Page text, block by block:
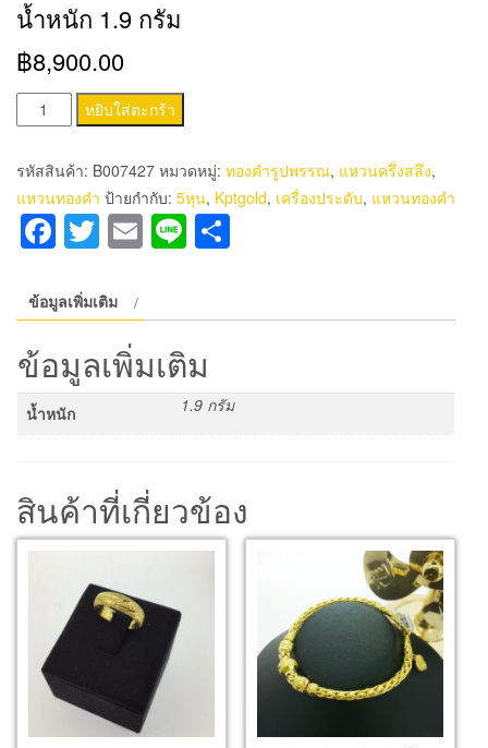
น้ำหนัก 1.9 กรัม
฿8,900.00
จำนวน
แหวน
โปร่ง
ชิ้น
หยิบใส่ตะกร้า
รหัสสินค้า: B007427 หมวดหมู่: ทองคำรูปพรรณ, แหวนครึ่งสลึง,
แหวนทองคำ ป้ายกำกับ: 5หุน, Kptgold, เครื่องประดับ, แหวนทองคำ
Facebook
Twitter
Email
Line
ข้อมูลเพิ่มเติม
ข้อมูลเพิ่มเติม
น้ำหนัก 1.9 กรัม
สินค้าที่เกี่ยวข้อง